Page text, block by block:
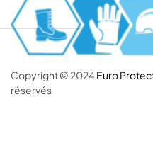
Copyright © 2024 Euro
réservés